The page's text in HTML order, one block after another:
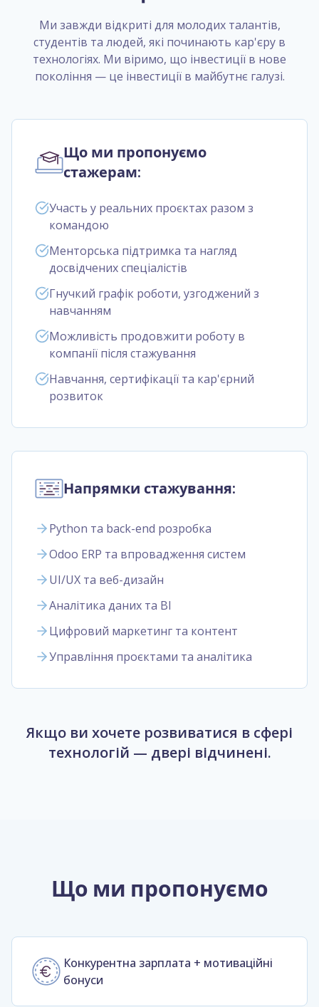
Ми завжди відкриті для молодих талантів,
студентів та людей, які починають кар'єру в
технологіях. Ми віримо, що інвестиції в нове
покоління — це інвестиції в майбутнє галузі.
Що ми пропонуємо
стажерам:
Участь у реальних проєктах разом з
командою
Менторська підтримка та нагляд
досвідчених спеціалістів
Гнучкий графік роботи, узгоджений з
навчанням
Можливість продовжити роботу в
компанії після стажування
Навчання, сертифікації та кар'єрний
розвиток
Напрямки стажування:
Python та back-end розробка
Odoo ERP та впровадження систем
UI/UX та веб-дизайн
Аналітика даних та BI
Цифровий маркетинг та контент
Управління проєктами та аналітика
Якщо ви хочете розвиватися в сфері
технологій — двері відчинені.
Що ми пропонуємо
Конкурентна зарплата + мотиваційні
бонуси